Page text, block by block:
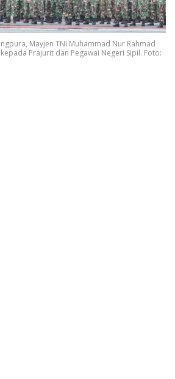
Mayjen TNI Muhammad Nur Rahmad
Prajurit dan Pegawai Negeri Sipil. Foto: